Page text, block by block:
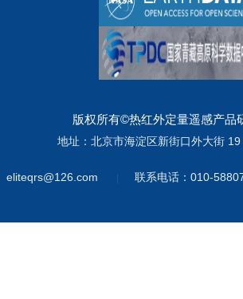
版权所有©热红外定量遥感产品
地址：北京市海淀区新街口外大街 19
eliteqrs@126.com 联系电话：010-